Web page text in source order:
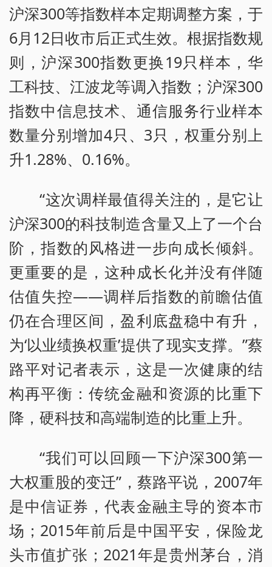
沪深300等指数样本定期调整方案，于
6月12日收市后正式生效。根据指数规
则，沪深300指数更换19只样本，华
工科技、江波龙等调入指数；沪深300
指数中信息技术、通信服务行业样本
数量分别增加4只、3只，权重分别上
升1.28%、0.16%。
“这次调样最值得关注的，是它让
沪深300的科技制造含量又上了一个台
阶，指数的风格进一步向成长倾斜。
更重要的是，这种成长化并没有伴随
估值失控——调样后指数的前瞻估值
仍在合理区间，盈利底盘稳中有升，
为‘以业绩换权重’提供了现实支撑。”蔡
路平对记者表示，这是一次健康的结
构再平衡：传统金融和资源的比重下
降，硬科技和高端制造的比重上升。
“我们可以回顾一下沪深300第一
大权重股的变迁”，蔡路平说，2007年
是中信证券，代表金融主导的资本市
场；2015年前后是中国平安，保险龙
头市值扩张；2021年是贵州茅台，消